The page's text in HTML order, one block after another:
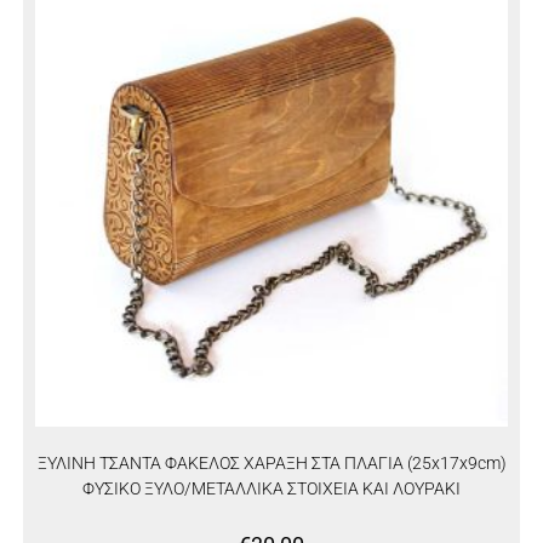
ΞΥΛΙΝΗ ΤΣΑΝΤΑ ΦΑΚΕΛΟΣ ΧΑΡΑΞΗ ΣΤΑ ΠΛΑΓΙΑ (25x17x9cm)
ΦΥΣΙΚΟ ΞΥΛΟ/ΜΕΤΑΛΛΙΚΑ ΣΤΟΙΧΕΙΑ ΚΑΙ ΛΟΥΡΑΚΙ